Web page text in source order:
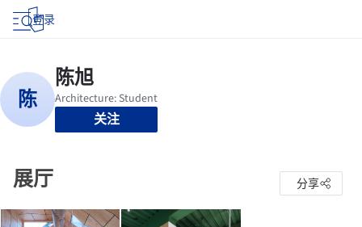
登录
关注
展厅 分享